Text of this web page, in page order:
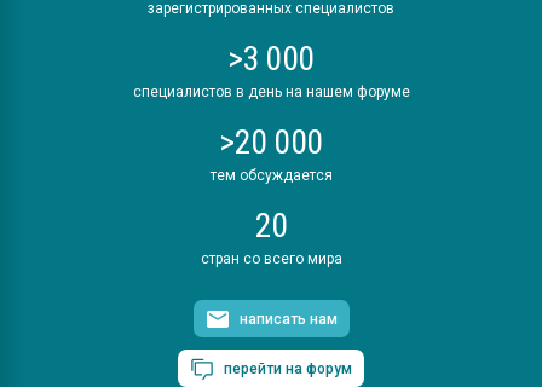
зарегистрированных специалистов
>3 000
специалистов в день на нашем форуме
>20 000
тем обсуждается
20
стран со всего мира
написать нам
перейти на форум